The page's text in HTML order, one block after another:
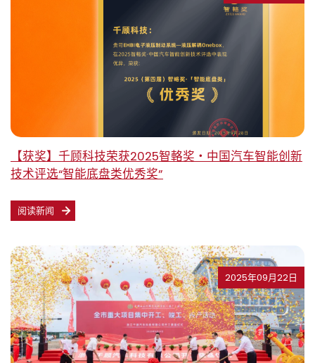
【获奖】千顾科技荣获2025智輅奖・中国汽车智能创新
技术评选“智能底盘类优秀奖”
阅读新闻
2025年09月22日